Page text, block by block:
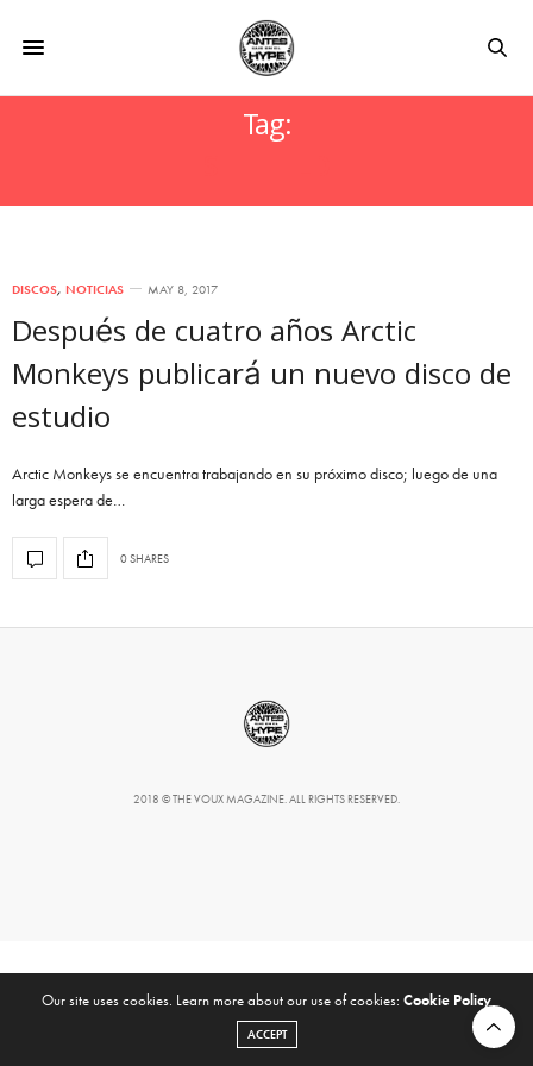
Tag:
DISCOS, NOTICIAS MAY 8, 2017
Después de cuatro años Arctic
Monkeys publicará un nuevo disco de
estudio
Arctic Monkeys se encuentra trabajando en su próximo disco; luego de una
larga espera de…
0 SHARES
2018 © THE VOUX MAGAZINE. ALL RIGHTS RESERVED.
Our site uses cookies. Learn more about our use of cookies: Cookie Policy
ACCEPT